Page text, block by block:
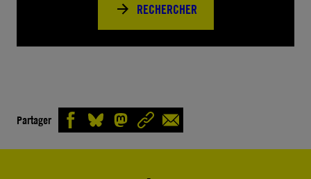
RECHERCHER
Partager